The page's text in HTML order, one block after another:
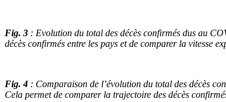
Fig. 3 : Evolution du total des décès confirmés dus au
décès confirmés entre les pays et de comparer la vitesse
Fig. 4 : Comparaison de l’évolution du total des décès
Cela permet de comparer la trajectoire des décès